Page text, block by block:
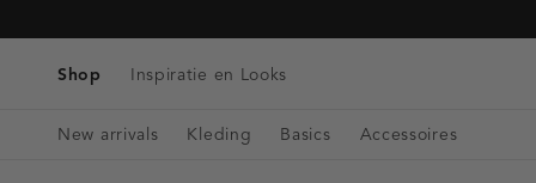
direct naar
hoofdinhoud
Shop Inspiratie en Looks
New arrivals Kleding
Singlets
Denim
Basics Accessoires
Riemen
Bag charms